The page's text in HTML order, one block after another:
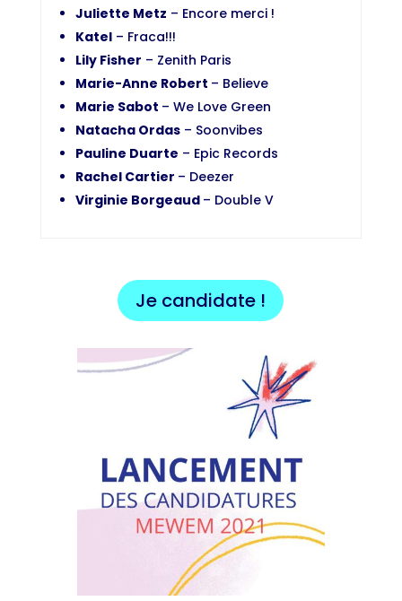
Juliette Metz – Encore merci !
Katel– Fraca!!!
Lily Fisher – Zenith Paris
Marie-Anne Robert – Believe
Marie Sabot – We Love Green
Natacha Ordas– Soonvibes
Pauline Duarte – Epic Records
Rachel Cartier – Deezer
Virginie Borgeaud – Double V
Je candidate !